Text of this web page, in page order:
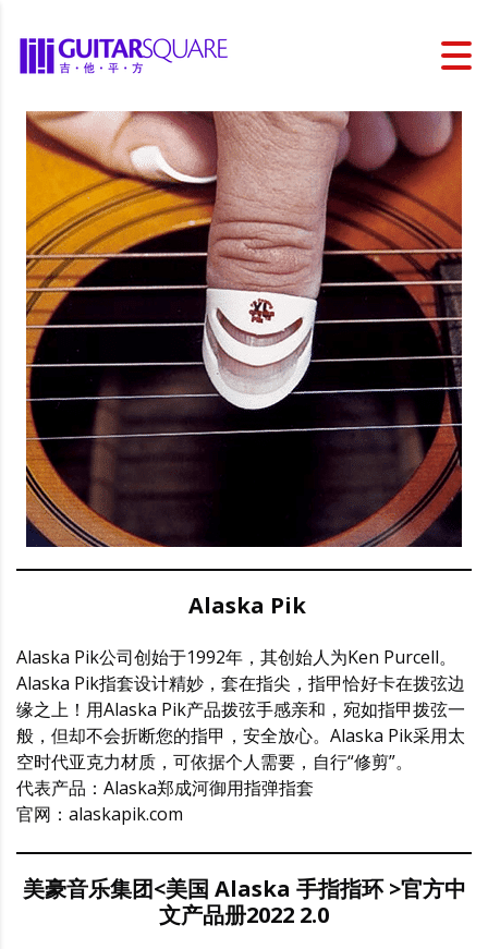
Alaska Pik
Alaska Pik公司创始于1992年，其创始人为Ken Purcell。
Alaska Pik指套设计精妙，套在指尖，指甲恰好卡在拨弦边
缘之上！用Alaska Pik产品拨弦手感亲和，宛如指甲拨弦一
般，但却不会折断您的指甲，安全放心。Alaska Pik采用太
空时代亚克力材质，可依据个人需要，自行“修剪”。
代表产品：Alaska郑成河御用指弹指套
官网：alaskapik.com
美豪音乐集团<美国 Alaska 手指指环 >官方中
文产品册2022 2.0